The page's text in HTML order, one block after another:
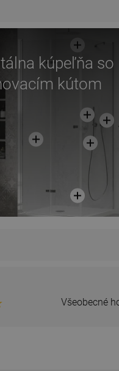
kúpeľňa so
kútom
Všeobecné